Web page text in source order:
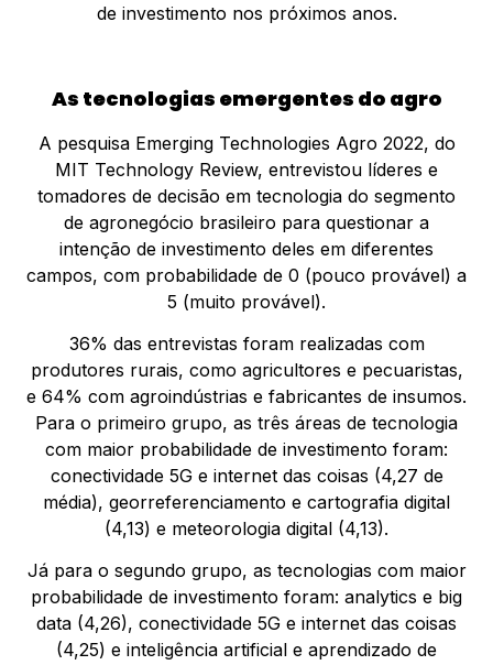
de investimento nos próximos anos.
As tecnologias emergentes do agro
A pesquisa Emerging Technologies Agro 2022, do
MIT Technology Review, entrevistou líderes e
tomadores de decisão em tecnologia do segmento
de agronegócio brasileiro para questionar a
intenção de investimento deles em diferentes
campos, com probabilidade de 0 (pouco provável) a
5 (muito provável).
36% das entrevistas foram realizadas com
produtores rurais, como agricultores e pecuaristas,
e 64% com agroindústrias e fabricantes de insumos.
Para o primeiro grupo, as três áreas de tecnologia
com maior probabilidade de investimento foram:
conectividade 5G e internet das coisas (4,27 de
média), georreferenciamento e cartografia digital
(4,13) e meteorologia digital (4,13).
Já para o segundo grupo, as tecnologias com maior
probabilidade de investimento foram: analytics e big
data (4,26), conectividade 5G e internet das coisas
(4,25) e inteligência artificial e aprendizado de